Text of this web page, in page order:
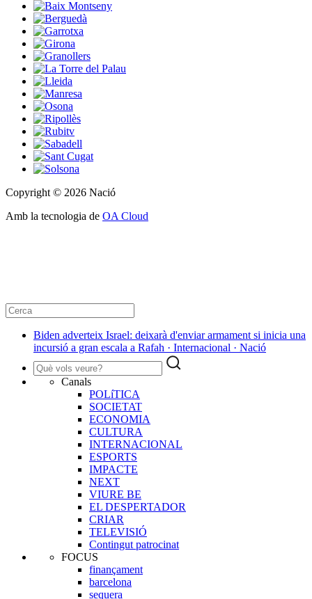
Copyright © 2026 Nació
Amb la tecnologia de OA Cloud
Biden adverteix Israel: deixarà d'enviar armament si inicia una
incursió a gran escala a Rafah · Internacional · Nació
Canals
POLíTICA
SOCIETAT
ECONOMIA
CULTURA
INTERNACIONAL
ESPORTS
IMPACTE
NEXT
VIURE BE
EL DESPERTADOR
CRIAR
TELEVISIÓ
Contingut patrocinat
FOCUS
finançament
barcelona
sequera